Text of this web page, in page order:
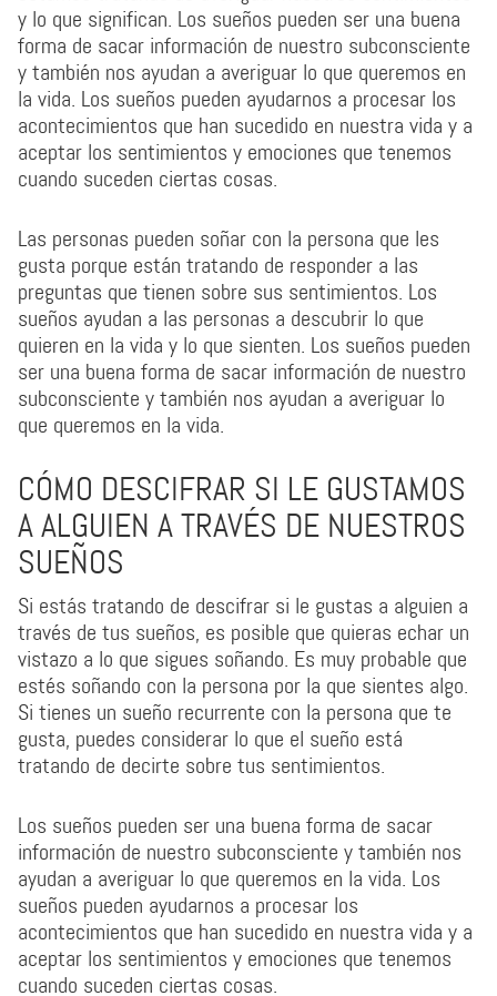
y lo que significan. Los sueños pueden ser una buena
forma de sacar información de nuestro subconsciente
y también nos ayudan a averiguar lo que queremos en
la vida. Los sueños pueden ayudarnos a procesar los
acontecimientos que han sucedido en nuestra vida y a
aceptar los sentimientos y emociones que tenemos
cuando suceden ciertas cosas.
Las personas pueden soñar con la persona que les
gusta porque están tratando de responder a las
preguntas que tienen sobre sus sentimientos. Los
sueños ayudan a las personas a descubrir lo que
quieren en la vida y lo que sienten. Los sueños pueden
ser una buena forma de sacar información de nuestro
subconsciente y también nos ayudan a averiguar lo
que queremos en la vida.
CÓMO DESCIFRAR SI LE GUSTAMOS
A ALGUIEN A TRAVÉS DE NUESTROS
SUEÑOS
Si estás tratando de descifrar si le gustas a alguien a
través de tus sueños, es posible que quieras echar un
vistazo a lo que sigues soñando. Es muy probable que
estés soñando con la persona por la que sientes algo.
Si tienes un sueño recurrente con la persona que te
gusta, puedes considerar lo que el sueño está
tratando de decirte sobre tus sentimientos.
Los sueños pueden ser una buena forma de sacar
información de nuestro subconsciente y también nos
ayudan a averiguar lo que queremos en la vida. Los
sueños pueden ayudarnos a procesar los
acontecimientos que han sucedido en nuestra vida y a
aceptar los sentimientos y emociones que tenemos
cuando suceden ciertas cosas.